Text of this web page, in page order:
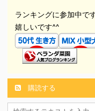
ランキングに参加中で
嬉しいです^^
購読する